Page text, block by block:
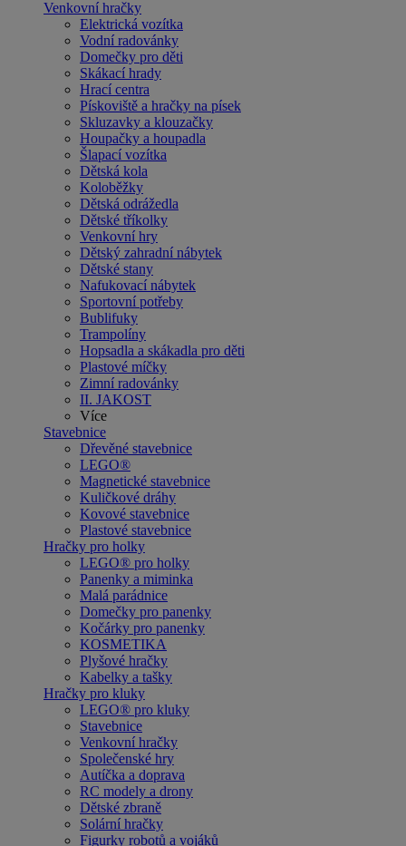
Venkovní hračky
Elektrická vozítka
Vodní radovánky
Domečky pro děti
Skákací hrady
Hrací centra
Pískoviště a hračky na písek
Skluzavky a klouzačky
Houpačky a houpadla
Šlapací vozítka
Dětská kola
Koloběžky
Dětská odrážedla
Dětské tříkolky
Venkovní hry
Dětský zahradní nábytek
Dětské stany
Nafukovací nábytek
Sportovní potřeby
Bublifuky
Trampolíny
Hopsadla a skákadla pro děti
Plastové míčky
Zimní radovánky
II. JAKOST
Více
Stavebnice
Dřevěné stavebnice
LEGO®
Magnetické stavebnice
Kuličkové dráhy
Kovové stavebnice
Plastové stavebnice
Hračky pro holky
LEGO® pro holky
Panenky a miminka
Malá parádnice
Domečky pro panenky
Kočárky pro panenky
KOSMETIKA
Plyšové hračky
Kabelky a tašky
Hračky pro kluky
LEGO® pro kluky
Stavebnice
Venkovní hračky
Společenské hry
Autíčka a doprava
RC modely a drony
Dětské zbraně
Solární hračky
Figurky robotů a vojáků